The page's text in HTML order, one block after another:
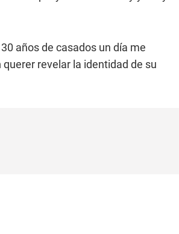
años de casados un día me
revelar la identidad de su